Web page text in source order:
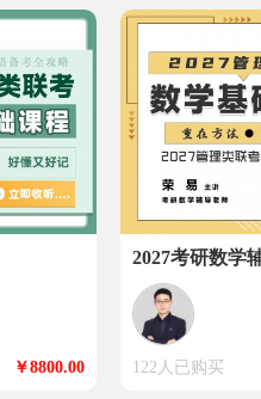
￥8800.00
2027考研数学
122人已购买